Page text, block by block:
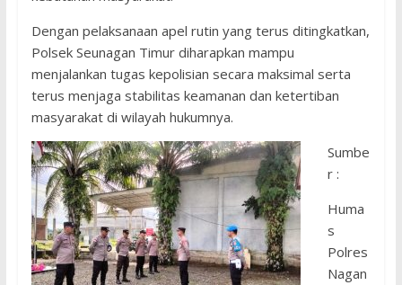
Dengan pelaksanaan apel rutin yang terus ditingkatkan,
Polsek Seunagan Timur diharapkan mampu
menjalankan tugas kepolisian secara maksimal serta
terus menjaga stabilitas keamanan dan ketertiban
masyarakat di wilayah hukumnya.
Sumbe
r :
Huma
s
Polres
Nagan